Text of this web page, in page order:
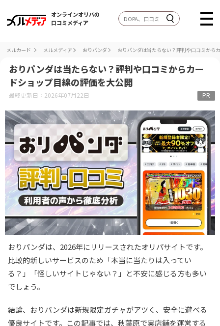
オンラインオリパの
口コミメディア
メルカード メルメディア おりパンダ おりパンダは当たらない？評判や口コミから
おりパンダは当たらない？評判や口コミからカー
ドショップ目線の評価を大公開
最終更新日：2026年07月22日 PR
おりパンダは、2026年にリリースされたオリパサイトです。
比較的新しいサービスのため「本当に当たりは入ってい
る？」「怪しいサイトじゃない？」と不安に感じる方も多い
でしょう。
結論、おりパンダは新規限定ガチャがアツく、安全に遊べる
優良サイトです。この記事では、秋葉原で実店舗を運営する